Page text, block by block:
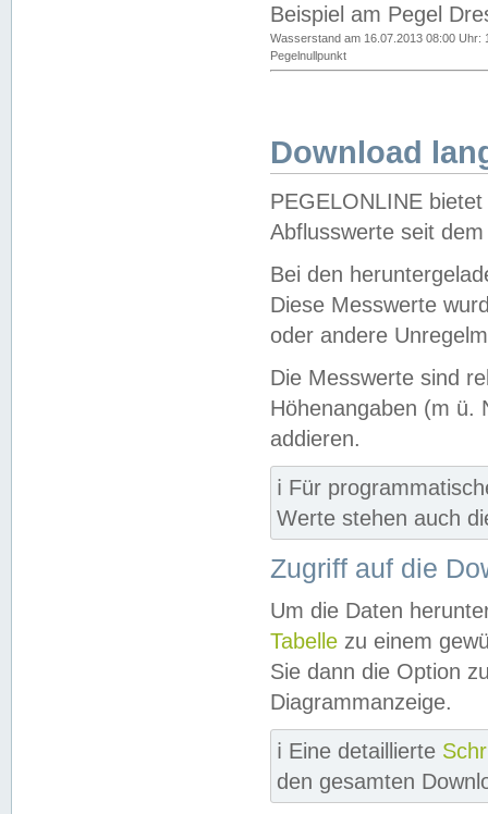
Beispiel am Pegel
Wasserstand am 16.07.2013 08:00 Uhr:
Pegelnullpunkt
Download
PEGELONLINE
Abflusswerte seit
Bei den
Diese Messwerte
oder andere
Die Messwerte sind
Höhenangaben (m ü.
addieren.
ℹ️ Für
Werte stehen auch
Zugriff auf die
Um die Daten
Tabelle zu einem
Sie dann die Option
Diagrammanzeige.
ℹ️ Eine detaillierte
den gesamten